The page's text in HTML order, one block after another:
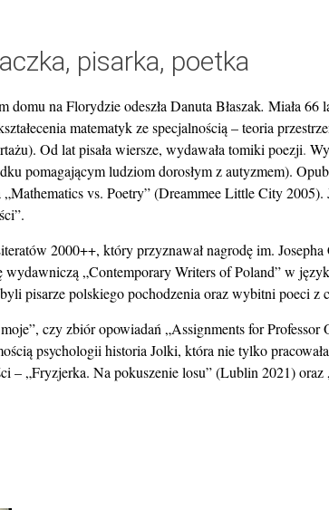
pisarka, poetka
na Florydzie odeszła Danuta Błaszak. Miała 66
matematyk ze specjalnością – teoria
Od lat pisała wiersze, wydawała tomiki poezji.
pomagającym ludziom dorosłym z autyzmem).
vs. Poetry” (Dreammee Little City
2000++, który przyznawał nagrodę im.
wydawniczą „Contemporary Writers of Poland” w
pisarze polskiego pochodzenia oraz wybitni poeci z
czy zbiór opowiadań „Assignments for
psychologii historia Jolki, która nie tylko
– „Fryzjerka. Na pokuszenie losu” (Lublin 2021)